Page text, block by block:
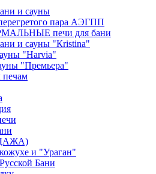
и сауны
пара АЭГПП
печи для бани
и сауны "Кristina"
"Harvia"
"Премьера"
печам
и "Ураган"
Бани